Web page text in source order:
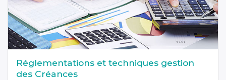
Réglementations et techniques gestion
des Créances